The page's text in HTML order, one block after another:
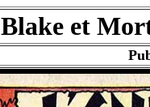
Blake et